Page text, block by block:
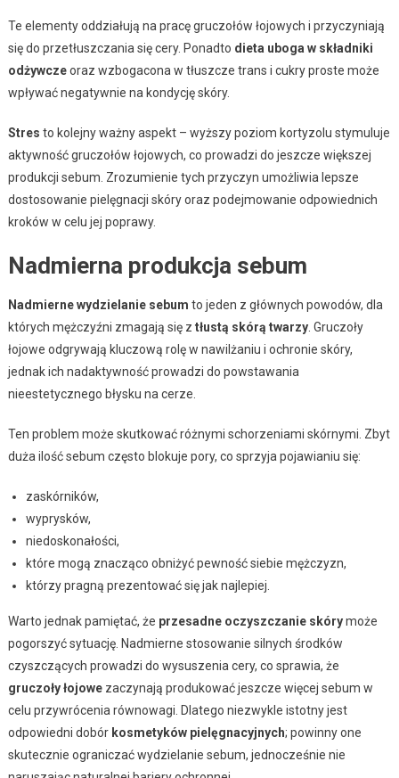
Te elementy oddziałują na pracę gruczołów łojowych i przyczyniają
się do przetłuszczania się cery. Ponadto dieta uboga w składniki
odżywczeoraz wzbogacona w tłuszcze trans i cukry proste może
wpływać negatywnie na kondycję skóry.
Stres to kolejny ważny aspekt – wyższy poziom kortyzolu stymuluje
aktywność gruczołów łojowych, co prowadzi do jeszcze większej
produkcji sebum. Zrozumienie tych przyczyn umożliwia lepsze
dostosowanie pielęgnacji skóry oraz podejmowanie odpowiednich
kroków w celu jej poprawy.
Nadmierna produkcja sebum
Nadmierne wydzielanie sebum to jeden z głównych powodów, dla
których mężczyźni zmagają się z tłustą skórą twarzy. Gruczoły
łojowe odgrywają kluczową rolę w nawilżaniu i ochronie skóry,
jednak ich nadaktywność prowadzi do powstawania
nieestetycznego błysku na cerze.
Ten problem może skutkować różnymi schorzeniami skórnymi. Zbyt
duża ilość sebum często blokuje pory, co sprzyja pojawianiu się:
zaskórników,
wyprysków,
niedoskonałości,
które mogą znacząco obniżyć pewność siebie mężczyzn,
którzy pragną prezentować się jak najlepiej.
Warto jednak pamiętać, że przesadne oczyszczanie skórymoże
pogorszyć sytuację. Nadmierne stosowanie silnych środków
czyszczących prowadzi do wysuszenia cery, co sprawia, że
gruczoły łojowezaczynają produkować jeszcze więcej sebum w
celu przywrócenia równowagi. Dlatego niezwykle istotny jest
odpowiedni dobór kosmetyków pielęgnacyjnych; powinny one
skutecznie ograniczać wydzielanie sebum, jednocześnie nie